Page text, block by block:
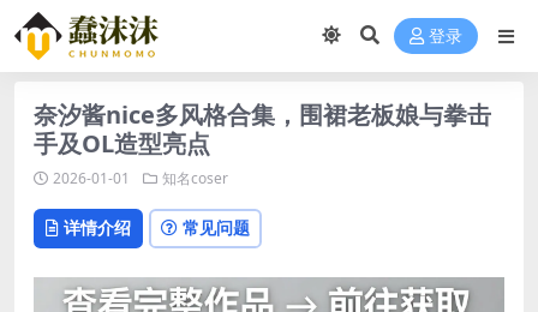
登录
奈汐酱nice多风格合集，围裙老板娘与拳击
手及OL造型亮点
2026-01-01 知名coser
详情介绍 常见问题